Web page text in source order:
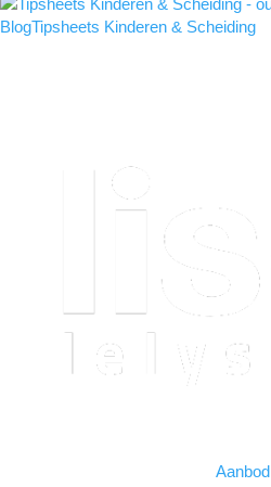
BlogTipsheets Kinderen & Scheiding
Aanbod